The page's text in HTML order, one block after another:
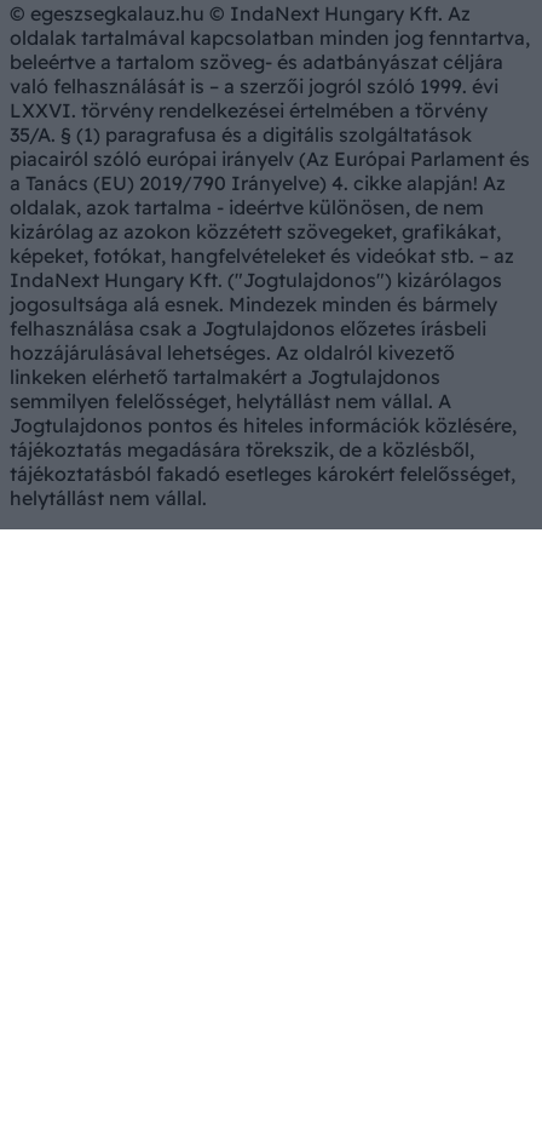
© egeszsegkalauz.hu © IndaNext Hungary Kft. Az
oldalak tartalmával kapcsolatban minden jog fenntartva,
beleértve a tartalom szöveg- és adatbányászat céljára
való felhasználását is – a szerzői jogról szóló 1999. évi
LXXVI. törvény rendelkezései értelmében a törvény
35/A. § (1) paragrafusa és a digitális szolgáltatások
piacairól szóló európai irányelv (Az Európai Parlament és
a Tanács (EU) 2019/790 Irányelve) 4. cikke alapján! Az
oldalak, azok tartalma - ideértve különösen, de nem
kizárólag az azokon közzétett szövegeket, grafikákat,
képeket, fotókat, hangfelvételeket és videókat stb. – az
IndaNext Hungary Kft. ("Jogtulajdonos") kizárólagos
jogosultsága alá esnek. Mindezek minden és bármely
felhasználása csak a Jogtulajdonos előzetes írásbeli
hozzájárulásával lehetséges. Az oldalról kivezető
linkeken elérhető tartalmakért a Jogtulajdonos
semmilyen felelősséget, helytállást nem vállal. A
Jogtulajdonos pontos és hiteles információk közlésére,
tájékoztatás megadására törekszik, de a közlésből,
tájékoztatásból fakadó esetleges károkért felelősséget,
helytállást nem vállal.